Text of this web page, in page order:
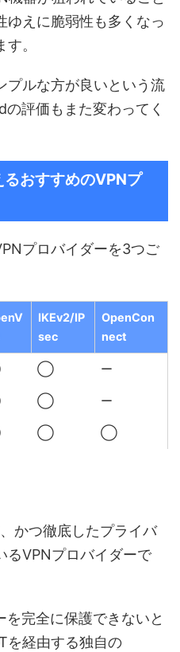
ゆえに脆弱性も多くなっ
。
プルな方が良いという流
評価もまた変わってく
おすすめのVPNプ
プロバイダーを3つご
IKEv2/IP
sec
OpenCon
nect
◯ ー
◯ ー
◯ ◯
かつ徹底したプライバ
るVPNプロバイダーで
完全に保護できないと
を経由する独自の